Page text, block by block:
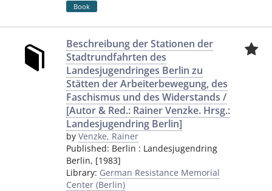
Book
Beschreibung der Stationen der
Stadtrundfahrten des
Landesjugendringes Berlin zu
Stätten der Arbeiterbewegung, des
Faschismus und des Widerstands /
[Autor & Red.: Rainer Venzke. Hrsg.:
Landesjugendring Berlin]
by Venzke, Rainer
Published: Berlin : Landesjugendring
Berlin, [1983]
Library: German Resistance Memorial
Center (Berlin)